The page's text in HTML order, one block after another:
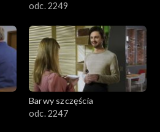
odc. 2249
Barwy szczęścia
odc. 2247